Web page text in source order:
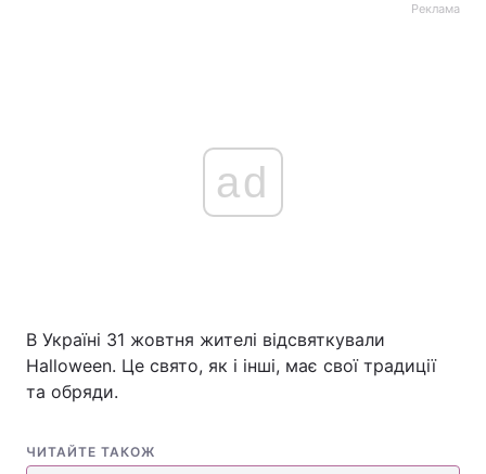
Реклама
ad
В Україні 31 жовтня жителі відсвяткували
Halloween. Це свято, як і інші, має свої традиції
та обряди.
ЧИТАЙТЕ ТАКОЖ